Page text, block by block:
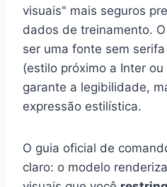
visuais" mais seguros
dados de treinamento.
ser uma fonte sem
(estilo próximo a Inter
garante a legibilidade,
expressão estilística.
O guia oficial de
claro: o modelo